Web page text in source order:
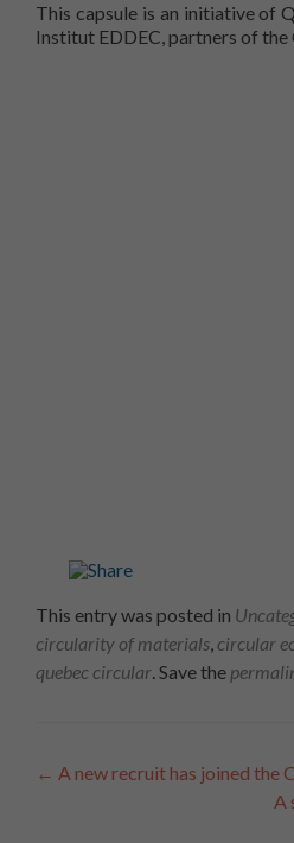
This capsule is an initiative of
Institut EDDEC, partners of the
This entry was posted in
circularity of materials,circular
quebec circular. Save the
Article
← A new recruit has joined the
A